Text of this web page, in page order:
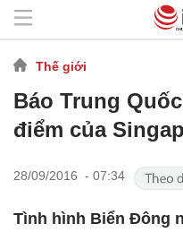
Thế giới
Báo Trung
điểm của
28/09/2016 - 07:34
Tình hình Biển Đông